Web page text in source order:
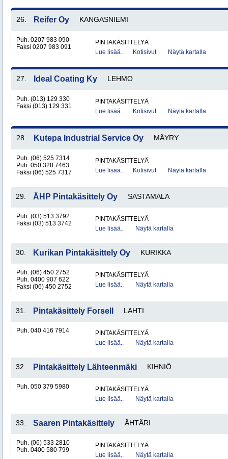
26. Reifer Oy KANGASNIEMI
Puh. 0207 983 090
Faksi 0207 983 091
PINTAKÄSITTELYÄ
Lue lisää..
Kotisivut Näytä kartalla
27. Ideal Coating Ky LEHMO
Puh. (013) 129 330
Faksi (013) 129 331
PINTAKÄSITTELYÄ
Lue lisää..
Kotisivut Näytä kartalla
28. Kutepa Industrial Service Oy MÄYRY
Puh. (06) 525 7314
Puh. 050 328 7463
Faksi (06) 525 7317
PINTAKÄSITTELYÄ
Lue lisää..
Kotisivut Näytä kartalla
29. ÄHP Pintakäsittely Oy SASTAMALA
Puh. (03) 513 3792
Faksi (03) 513 3742
PINTAKÄSITTELYÄ
Lue lisää..
Näytä kartalla
30. Kurikan Pintakäsittely Oy KURIKKA
Puh. (06) 450 2752
Puh. 0400 907 622
Faksi (06) 450 2752
PINTAKÄSITTELYÄ
Lue lisää..
Näytä kartalla
31. Pintakäsittely Forsell LAHTI
Puh. 040 416 7914
PINTAKÄSITTELYÄ
Lue lisää..
Näytä kartalla
32. Pintakäsittely Lähteenmäki KIHNIÖ
Puh. 050 379 5980
PINTAKÄSITTELYÄ
Lue lisää..
Näytä kartalla
33. Saaren Pintakäsittely ÄHTÄRI
Puh. (06) 533 2810
Puh. 0400 580 799
PINTAKÄSITTELYÄ
Lue lisää..
Näytä kartalla